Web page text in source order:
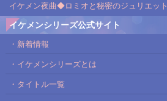
イケメン夜曲◆ロミオと秘密のジュリエット
イケメンシリーズ公式サイト
・新着情報
・イケメンシリーズとは
・タイトル一覧